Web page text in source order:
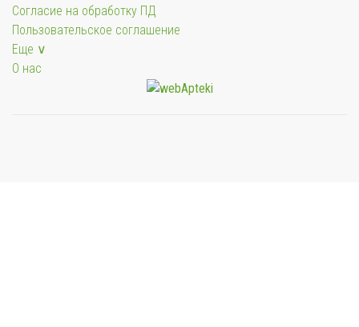
Согласие на обработку ПД
Пользовательское соглашение
Еще ∨
О нас